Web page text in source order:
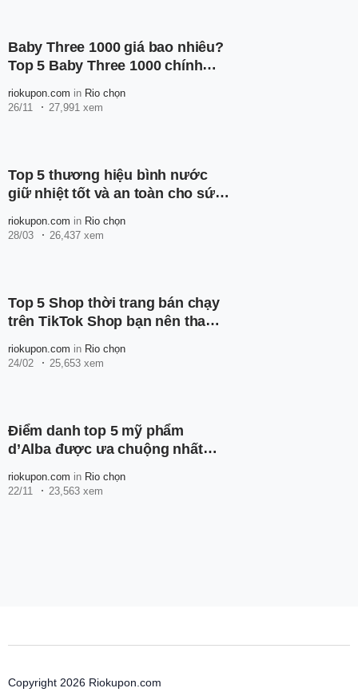
Baby Three 1000 giá bao nhiêu?
Top 5 Baby Three 1000 chính
riokupon.com in Rio chọn
26/11
27,991 xem
Top 5 thương hiệu bình nước
giữ nhiệt tốt và an toàn cho sức
riokupon.com in Rio chọn
28/03
26,437 xem
Top 5 Shop thời trang bán chạy
trên TikTok Shop bạn nên tham
riokupon.com in Rio chọn
24/02
25,653 xem
Điểm danh top 5 mỹ phẩm
d’Alba được ưa chuộng nhất
riokupon.com in Rio chọn
22/11
23,563 xem
Copyright 2026 Riokupon.com